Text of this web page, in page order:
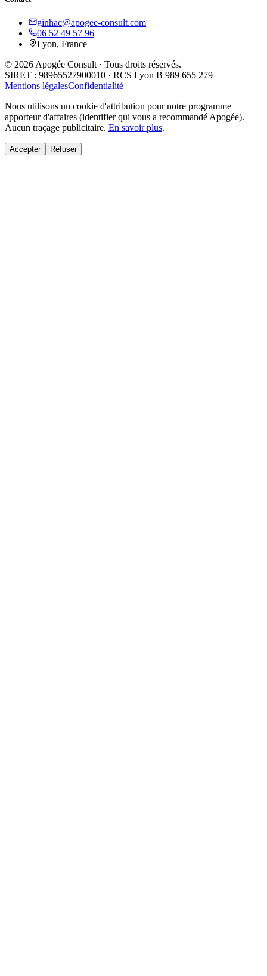
ginhac@apogee-consult.com
06 52 49 57 96
Lyon, France
© 2026 Apogée Consult · Tous droits réservés.
SIRET : 98965527900010 · RCS Lyon B 989 655 279
Mentions légalesConfidentialité
Nous utilisons un cookie d'attribution pour notre programme
apporteur d'affaires (identifier qui vous a recommandé Apogée).
Aucun traçage publicitaire. En savoir plus.
Accepter Refuser